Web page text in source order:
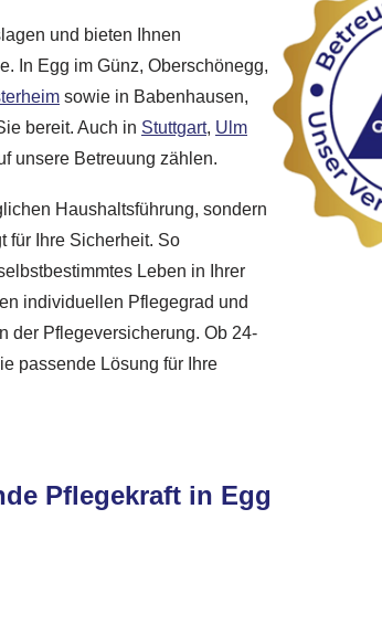
und bieten Ihnen
In Egg im Günz, Oberschönegg,
sowie in Babenhausen,
bereit. Auch in Stuttgart, Ulm
unsere Betreuung zählen.
Haushaltsführung, sondern
für Ihre Sicherheit. So
Leben in Ihrer
individuellen Pflegegrad und
der Pflegeversicherung. Ob 24-
passende Lösung für Ihre
Pflegekraft in Egg